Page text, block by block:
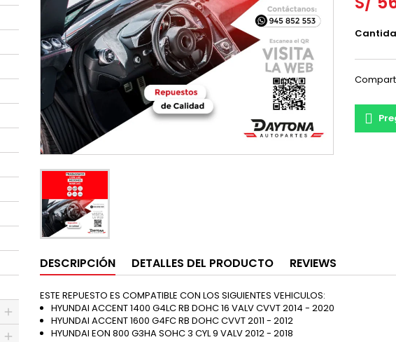
DESCRIPCIÓN DETALLES DEL PRODUCTO REVIEWS
ESTE REPUESTO ES COMPATIBLE CON LOS SIGUIENTES VEHICULOS:
HYUNDAI ACCENT 1400 G4LC RB DOHC 16 VALV CVVT 2014 - 2020
HYUNDAI ACCENT 1600 G4FC RB DOHC CVVT 2011 - 2012
HYUNDAI EON 800 G3HA SOHC 3 CYL 9 VALV 2012 - 2018